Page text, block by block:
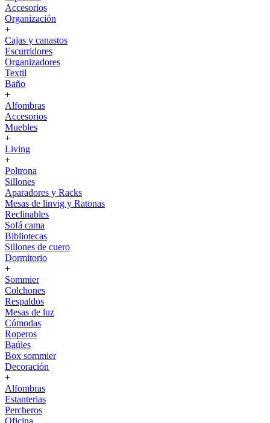
Accesorios
Organización
+
Cajas y canastos
Escurridores
Organizadores
Textil
Baño
+
Alfombras
Accesorios
Muebles
+
Living
+
Poltrona
Sillones
Aparadores y Racks
Mesas de linvig y Ratonas
Reclinables
Sofá cama
Bibliotecas
Sillones de cuero
Dormitorio
+
Sommier
Colchones
Respaldos
Mesas de luz
Cómodas
Roperos
Baúles
Box sommier
Decoración
+
Alfombras
Estanterias
Percheros
Oficina